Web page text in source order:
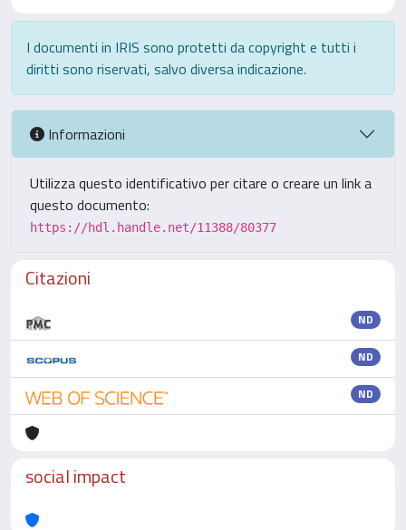
I documenti in IRIS sono protetti da copyright e tutti i
diritti sono riservati, salvo diversa indicazione.
Informazioni
Utilizza questo identificativo per citare o creare un link a
questo documento:
https://hdl.handle.net/11388/80377
Citazioni
ND
ND
ND
social impact